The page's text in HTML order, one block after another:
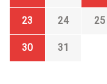
23 24 25
30
31